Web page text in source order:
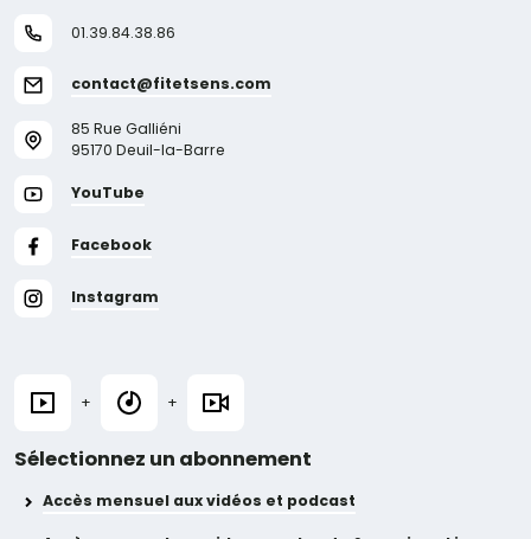
01.39.84.38.86
contact@fitetsens.com
85 Rue Galliéni
95170 Deuil-la-Barre
YouTube
Facebook
Instagram
+ +
Sélectionnez un abonnement
Accès mensuel aux vidéos et podcast